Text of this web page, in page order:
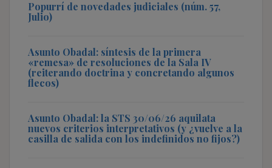
Popurrí de novedades judiciales (núm. 57,
Julio)
Asunto Obadal: síntesis de la primera
«remesa» de resoluciones de la Sala IV
(reiterando doctrina y concretando algunos
flecos)
Asunto Obadal: la STS 30/06/26 aquilata
nuevos criterios interpretativos (y ¿vuelve a la
casilla de salida con los indefinidos no fijos?)